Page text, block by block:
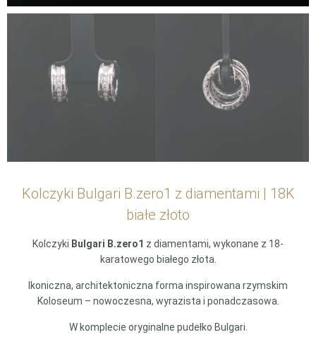
Kolczyki Bulgari B.zero1 z diamentami | 18K
białe złoto
Kolczyki Bulgari B.zero1 z diamentami, wykonane z 18-
karatowego białego złota.
Ikoniczna, architektoniczna forma inspirowana rzymskim
Koloseum – nowoczesna, wyrazista i ponadczasowa.
W komplecie oryginalne pudełko Bulgari.